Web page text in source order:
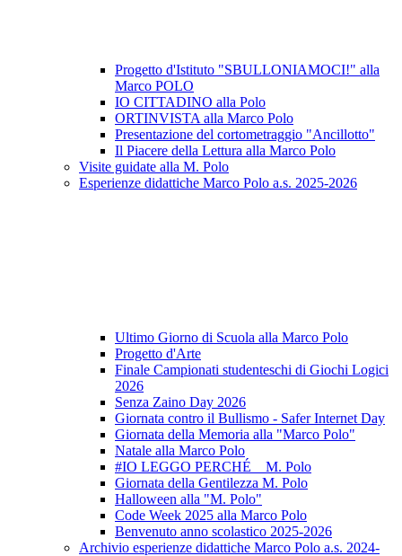
Progetto d'Istituto "SBULLONIAMOCI!" alla
Marco POLO
IO CITTADINO alla Polo
ORTINVISTA alla Marco Polo
Presentazione del cortometraggio "Ancillotto"
Il Piacere della Lettura alla Marco Polo
Visite guidate alla M. Polo
Esperienze didattiche Marco Polo a.s. 2025-2026
Ultimo Giorno di Scuola alla Marco Polo
Progetto d'Arte
Finale Campionati studenteschi di Giochi Logici
2026
Senza Zaino Day 2026
Giornata contro il Bullismo - Safer Internet Day
Giornata della Memoria alla "Marco Polo"
Natale alla Marco Polo
#IO LEGGO PERCHÉ _ M. Polo
Giornata della Gentilezza M. Polo
Halloween alla "M. Polo"
Code Week 2025 alla Marco Polo
Benvenuto anno scolastico 2025-2026
Archivio esperienze didattiche Marco Polo a.s. 2024-